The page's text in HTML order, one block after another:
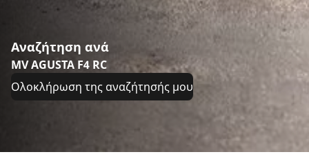
Αναζήτηση ανά
MV AGUSTA F4 RC
Ολοκλήρωση της αναζήτησής μου